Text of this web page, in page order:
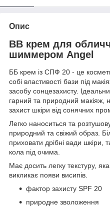
Опис
BB крем для
шиммером Angel
ББ крем із СПФ 20 - це
собі властивості бази під
засобу сонцезахисту.
гарний та природний макіяж,
захист шкіри від сонячних
Легко наноситься та
природний та свіжий образ.
приховати дрібні вади шкіри,
кола під очима.
Має досить легку текстуру,
викликає появи висипів.
фактор захисту SPF 20
природне зволоження